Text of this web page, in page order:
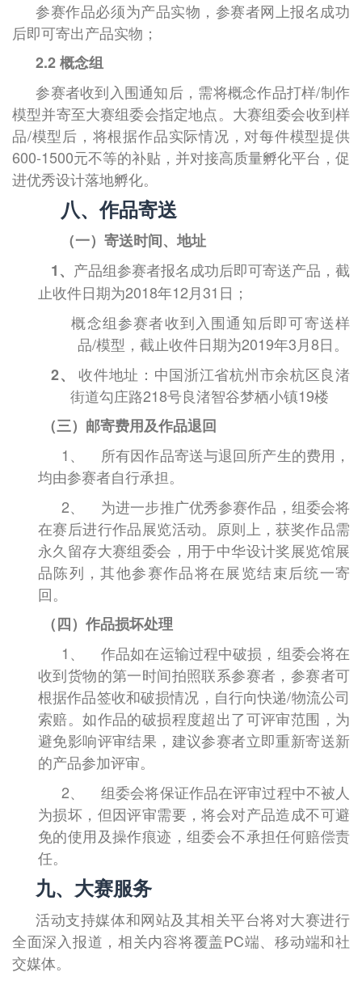
参赛作品必须为产品实物，参赛者网上报名成功
后即可寄出产品实物；
2.2概念组
参赛者收到入围通知后，需将概念作品打样/制作
模型并寄至大赛组委会指定地点。大赛组委会收到样
品/模型后，将根据作品实际情况，对每件模型提供
600-1500元不等的补贴，并对接高质量孵化平台，促
进优秀设计落地孵化。
八、作品寄送
（一）寄送时间、地址
1、 产品组参赛者报名成功后即可寄送产品，截
止收件日期为2018年12月31 日；
概念组参赛者收到入围通知后即可寄送样
品/模型，截止收件日期为2019年3月8日。
2、
收件地址：中国浙江省杭州市余杭区良渚
街道勾庄路218号良渚智谷梦栖小镇19楼
（三）邮寄费用及作品退回
1、
所有因作品寄送与退回所产生的费用，
均由参赛者自行承担。
2、
为进一步推广优秀参赛作品，组委会将
在赛后进行作品展览活动。原则上，获奖作品需
永久留存大赛组委会，用于中华设计奖展览馆展
品陈列，其他参赛作品将在展览结束后统一寄
回。
（四）作品损坏处理
1、
作品如在运输过程中破损，组委会将在
收到货物的第一时间拍照联系参赛者，参赛者可
根据作品签收和破损情况，自行向快递/物流公司
索赔。如作品的破损程度超出了可评审范围，为
避免影响评审结果，建议参赛者立即重新寄送新
的产品参加评审。
2、
组委会将保证作品在评审过程中不被人
为损坏，但因评审需要，将会对产品造成不可避
免的使用及操作痕迹，组委会不承担任何赔偿责
任。
九、大赛服务
活动支持媒体和网站及其相关平台将对大赛进行
全面深入报道，相关内容将覆盖PC端、移动端和社
交媒体。